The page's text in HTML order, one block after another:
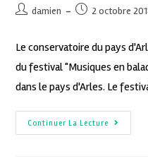
damien 2 octobre
Le conservatoire du pays
du festival "Musiques en
dans le pays d'Arles. Le
Continuer La Lecture